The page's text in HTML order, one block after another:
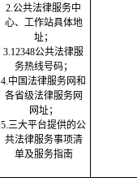
2.公共法律服务中
心、工作站具体地
址；
3.12348公共法律服
务热线号码；
4.中国法律服务网和
各省级法律服务网
网址；
5.三大平台提供的公
共法律服务事项清
单及服务指南